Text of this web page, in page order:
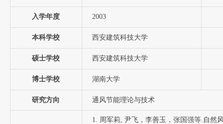
入学年度 2003
本科学校 西安建筑科技大学
硕士学校 西安建筑科技大学
博士学校 湖南大学
研究方向 通风节能理论与技术
1. 周军莉, 尹飞，李善玉，张国强等.自然